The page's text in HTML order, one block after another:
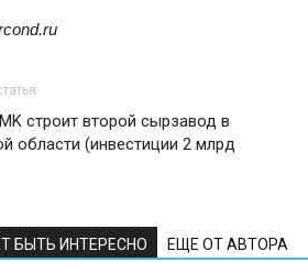
строит второй сырзавод в
области (инвестиции 2 млрд
БЫТЬ ИНТЕРЕСНО ЕЩЕ ОТ АВТОРА